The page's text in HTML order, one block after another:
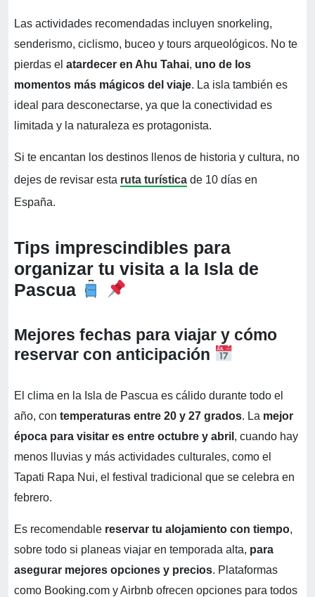
Las actividades recomendadas incluyen snorkeling,
senderismo, ciclismo, buceo y tours arqueológicos. No te
pierdas el atardecer en Ahu Tahai, uno de los
momentos más mágicos del viaje. La isla también es
ideal para desconectarse, ya que la conectividad es
limitada y la naturaleza es protagonista.
Si te encantan los destinos llenos de historia y cultura, no
dejes de revisar esta ruta turística de 10 días en
España.
Tips imprescindibles para
organizar tu visita a la Isla de
Pascua
Mejores fechas para viajar y cómo
reservar con anticipación
El clima en la Isla de Pascua es cálido durante todo el
año, con temperaturas entre 20 y 27 grados. La mejor
época para visitar es entre octubre y abril , cuando hay
menos lluvias y más actividades culturales, como el
Tapati Rapa Nui, el festival tradicional que se celebra en
febrero.
Es recomendable reservar tu alojamiento con tiempo,
sobre todo si planeas viajar en temporada alta, para
asegurar mejores opciones y precios. Plataformas
como Booking.com y Airbnb ofrecen opciones para todos